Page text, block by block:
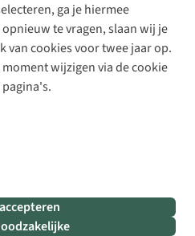
ga je hiermee
te vragen, slaan wij je
cookies voor twee jaar op.
wijzigen via de cookie
Algemene voorwaarden
Policy